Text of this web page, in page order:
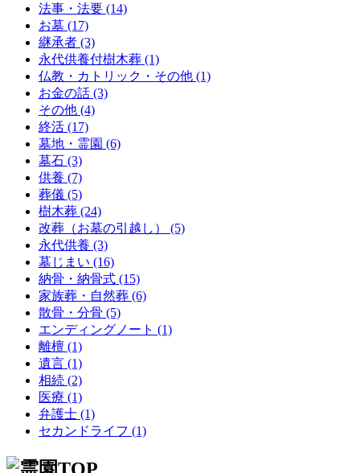
法事・法要 (14)
お墓 (17)
継承者 (3)
永代供養付樹木葬 (1)
仏教・カトリック・その他 (1)
お金の話 (3)
その他 (4)
終活 (17)
墓地・霊園 (6)
墓石 (3)
供養 (7)
葬儀 (5)
樹木葬 (24)
改葬（お墓の引越し） (5)
永代供養 (3)
墓じまい (16)
納骨・納骨式 (15)
家族葬・自然葬 (6)
散骨・分骨 (5)
エンディングノート (1)
離檀 (1)
遺言 (1)
相続 (2)
医療 (1)
弁護士 (1)
セカンドライフ (1)